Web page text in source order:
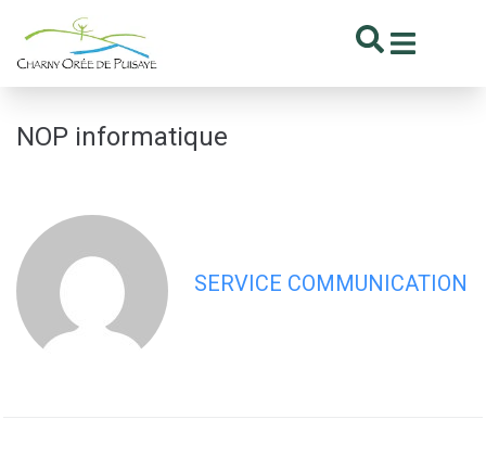
NOP informatique
SERVICE COMMUNICATION